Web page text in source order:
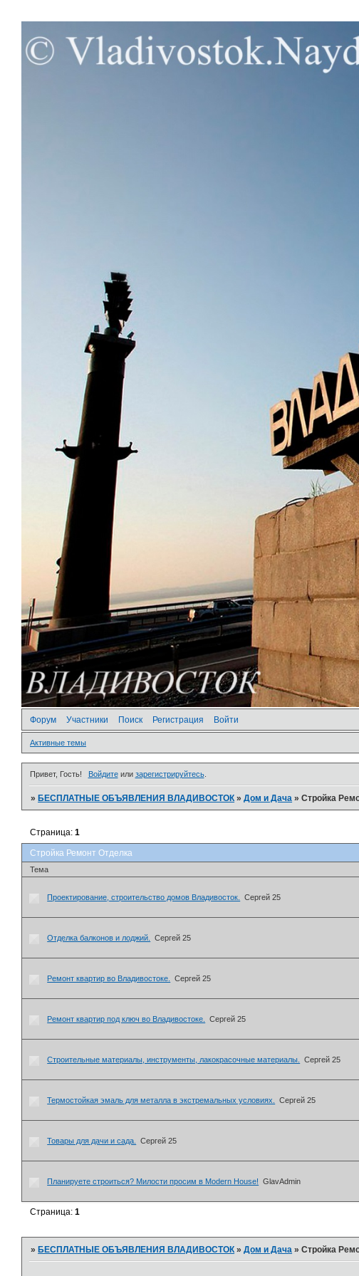
Форум Участники Поиск Регистрация Войти
Активные темы
Привет, Гость! Войдитеили зарегистрируйтесь.
»БЕСПЛАТНЫЕ ОБЪЯВЛЕНИЯ ВЛАДИВОСТОК »Дом и Дача »Стройка
Стройка Ремонт Отделка
Страница:1
Тема
Проектирование, строительство домов Владивосток. Сергей 25
Отделка балконов и лоджий. Сергей 25
Ремонт квартир во Владивостоке. Сергей 25
Ремонт квартир под ключ во Владивостоке. Сергей 25
Строительные материалы, инструменты, лакокрасочные материалы. Сергей 25
Термостойкая эмаль для металла в экстремальных условиях. Сергей 25
Товары для дачи и сада. Сергей 25
Планируете строиться? Милости просим в Modern House! GlavAdmin
Страница:1
»БЕСПЛАТНЫЕ ОБЪЯВЛЕНИЯ ВЛАДИВОСТОК »Дом и Дача »Стройка